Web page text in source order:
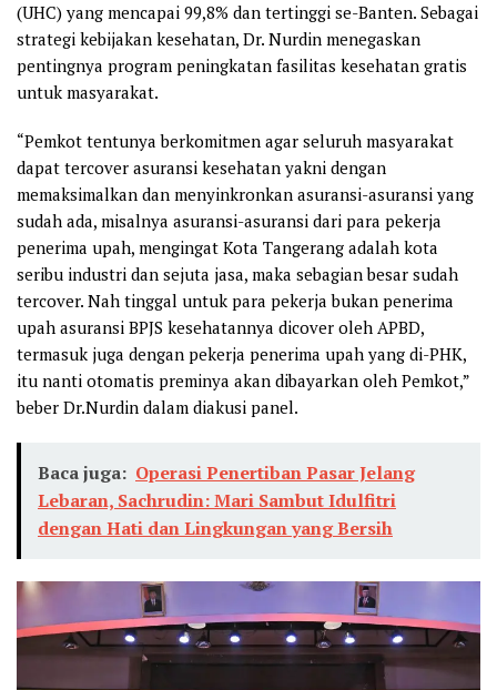
(UHC) yang mencapai 99,8% dan tertinggi se-Banten. Sebagai
strategi kebijakan kesehatan, Dr. Nurdin menegaskan
pentingnya program peningkatan fasilitas kesehatan gratis
untuk masyarakat.
“Pemkot tentunya berkomitmen agar seluruh masyarakat
dapat tercover asuransi kesehatan yakni dengan
memaksimalkan dan menyinkronkan asuransi-asuransi yang
sudah ada, misalnya asuransi-asuransi dari para pekerja
penerima upah, mengingat Kota Tangerang adalah kota
seribu industri dan sejuta jasa, maka sebagian besar sudah
tercover. Nah tinggal untuk para pekerja bukan penerima
upah asuransi BPJS kesehatannya dicover oleh APBD,
termasuk juga dengan pekerja penerima upah yang di-PHK,
itu nanti otomatis preminya akan dibayarkan oleh Pemkot,”
beber Dr.Nurdin dalam diakusi panel.
Baca juga: Operasi Penertiban Pasar Jelang
Lebaran, Sachrudin: Mari Sambut Idulfitri
dengan Hati dan Lingkungan yang Bersih